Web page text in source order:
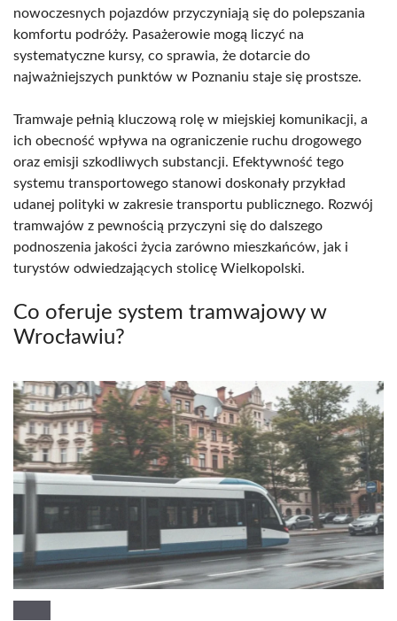
nowoczesnych pojazdów przyczyniają się do polepszania
komfortu podróży. Pasażerowie mogą liczyć na
systematyczne kursy, co sprawia, że dotarcie do
najważniejszych punktów w Poznaniu staje się prostsze.
Tramwaje pełnią kluczową rolę w miejskiej komunikacji, a
ich obecność wpływa na ograniczenie ruchu drogowego
oraz emisji szkodliwych substancji. Efektywność tego
systemu transportowego stanowi doskonały przykład
udanej polityki w zakresie transportu publicznego. Rozwój
tramwajów z pewnością przyczyni się do dalszego
podnoszenia jakości życia zarówno mieszkańców, jak i
turystów odwiedzających stolicę Wielkopolski.
Co oferuje system tramwajowy w
Wrocławiu?